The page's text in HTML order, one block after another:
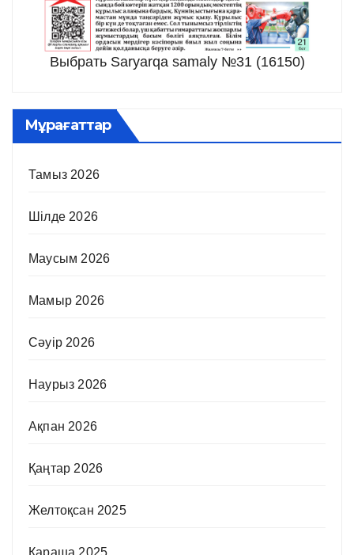
Выбрать Saryarqa samaly №31 (16150)
Мұрағаттар
Тамыз 2026
Шілде 2026
Маусым 2026
Мамыр 2026
Сәуір 2026
Наурыз 2026
Ақпан 2026
Қаңтар 2026
Желтоқсан 2025